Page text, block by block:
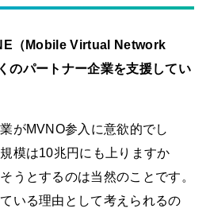
（Mobile Virtual Network
のパートナー企業を支援してい
がMVNO参入に意欲的でし
模は10兆円にも上りますか
うとするのは当然のことです。
いる理由として考えられるの